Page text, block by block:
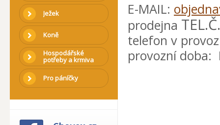
Ježek
Koně
Hospodářské
potřeby a krmiva
Pro páníčky
E-MAIL:
prodejna
telefon v
provozní doba: